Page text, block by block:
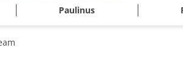
Paulinus